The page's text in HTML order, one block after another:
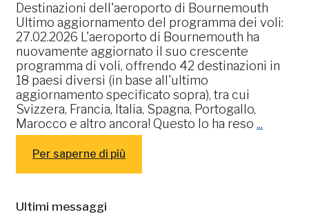
Destinazioni dell'aeroporto di Bournemouth
Ultimo aggiornamento del programma dei voli:
27.02.2026 L'aeroporto di Bournemouth ha
nuovamente aggiornato il suo crescente
programma di voli, offrendo 42 destinazioni in
18 paesi diversi (in base all'ultimo
aggiornamento specificato sopra), tra cui
Svizzera, Francia, Italia, Spagna, Portogallo,
Marocco e altro ancora! Questo lo ha reso ...
Per saperne di più
Ultimi messaggi